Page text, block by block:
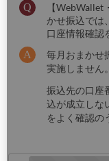
【
かせ振込では
口座情報確認
毎月おまかせ
実施しません。
振込先の口座
込が成立しな
をよく確認の